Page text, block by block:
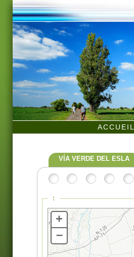
ACCUEIL
VÍA VERDE DEL ESLA
:
+
–